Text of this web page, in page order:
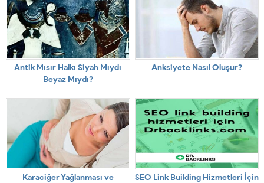
Antik Mısır Halkı Siyah Mıydı
Beyaz Mıydı?
Anksiyete Nasıl Oluşur?
Karaciğer Yağlanması ve
SEO Link Building Hizmetleri İçin